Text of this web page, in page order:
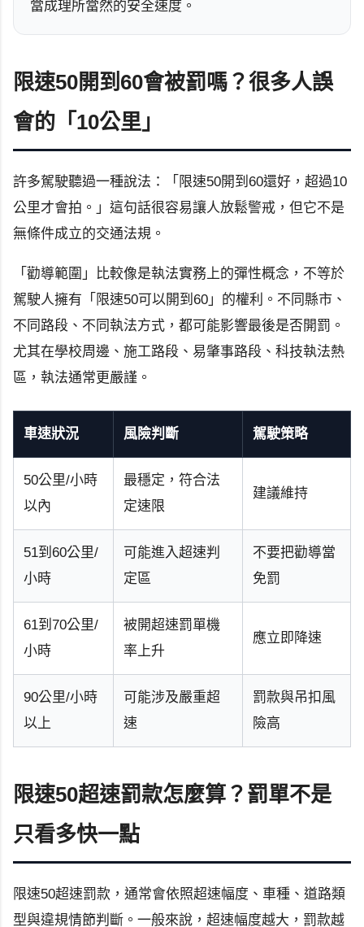
當成理所當然的安全速度。
限速50開到60會被罰嗎？很多人誤
會的「10公里」
許多駕駛聽過一種說法：「限速50開到60還好，超過10
公里才會拍。」這句話很容易讓人放鬆警戒，但它不是
無條件成立的交通法規。
「勸導範圍」比較像是執法實務上的彈性概念，不等於
駕駛人擁有「限速50可以開到60」的權利。不同縣市、
不同路段、不同執法方式，都可能影響最後是否開罰。
尤其在學校周邊、施工路段、易肇事路段、科技執法熱
區，執法通常更嚴謹。
車速狀況 風險判斷 駕駛策略
50公里/小時
以內
最穩定，符合法
定速限
建議維持
51到60公里/
小時
可能進入超速判
定區
不要把勸導當
免罰
61到70公里/
小時
被開超速罰單機
率上升
應立即降速
90公里/小時
以上
可能涉及嚴重超
速
罰款與吊扣風
險高
限速50超速罰款怎麼算？罰單不是
只看多快一點
限速50超速罰款，通常會依照超速幅度、車種、道路類
型與違規情節判斷。一般來說，超速幅度越大，罰款越